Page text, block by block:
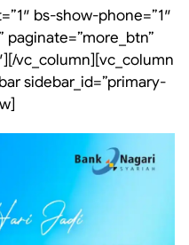
bs-show-phone=”1″
paginate=”more_btn”
vc_column][vc_column
sidebar_id=”primary-